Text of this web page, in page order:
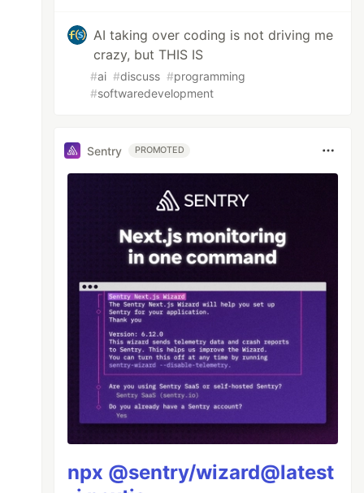
AI taking over coding is not driving me
crazy, but THIS IS
#ai #discuss #programming
#softwaredevelopment
Sentry PROMOTED
npx @sentry/wizard@latest